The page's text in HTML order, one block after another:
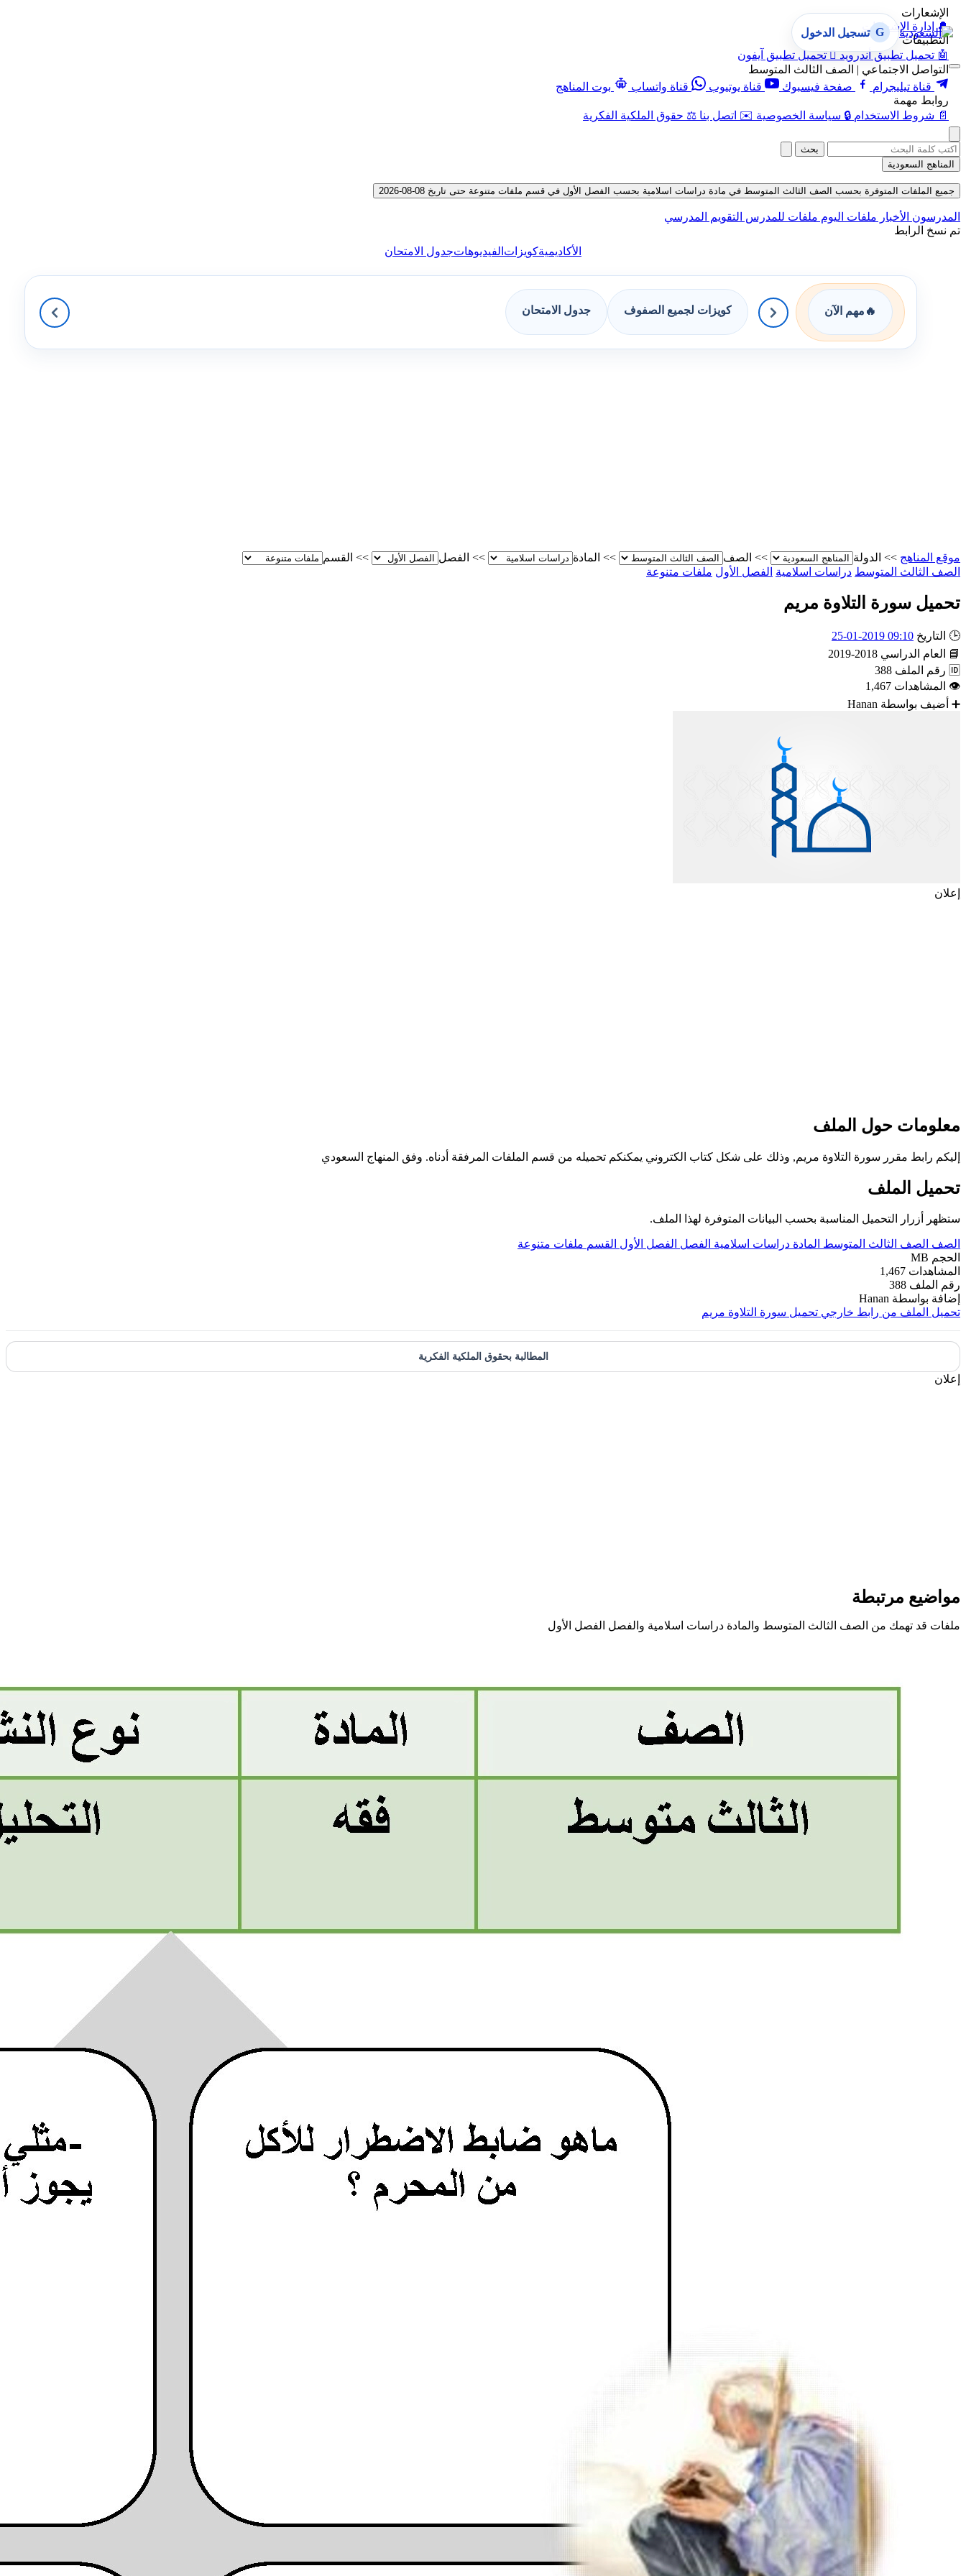
الإشعارات
🔔 إدارة الإشعارات
التطبيقات
🤖 تحميل تطبيق أندرويد  تحميل تطبيق آيفون
التواصل الاجتماعي | الصف الثالث المتوسط
قناة تيليجرام
صفحة فيسبوك قناة يوتيوب قناة واتساب
بوت المناهج
روابط مهمة
📄 شروط الاستخدام 🔒 سياسة الخصوصية ✉️ اتصل بنا ⚖️ حقوق الملكية الفكرية
G تسجيل الدخول
بحث
المناهج السعودية
جميع الملفات المتوفرة بحسب الصف الثالث المتوسط في مادة دراسات اسلامية بحسب الفصل الأول في قسم ملفات متنوعة حتى تاريخ 08-08-2026
المدرسون الأخبار ملفات اليوم ملفات للمدرس التقويم المدرسي
تم نسخ الرابط
الأكاديميةكويزات الفيديوهاتجدول الامتحان
🔥 مهم الآن كويزات لجميع الصفوف جدول الامتحان
موقع المناهج >> الدولة >> الصف >> المادة >> الفصل >> القسم
الصف الثالث المتوسط دراسات اسلامية الفصل الأول ملفات متنوعة
تحميل سورة التلاوة مريم
🕒 التاريخ 09:10 2019-01-25
📘
العام الدراسي 2018-2019
🆔 رقم الملف 388
👁 المشاهدات 1,467
➕ أضيف بواسطة Hanan
إعلان
معلومات حول الملف
إليكم رابط مقرر سورة التلاوة مريم, وذلك على شكل كتاب الكتروني يمكنكم تحميله من قسم الملفات المرفقة أدناه. وفق المنهاج السعودي
تحميل الملف
ستظهر أزرار التحميل المناسبة بحسب البيانات المتوفرة لهذا الملف.
الصف الصف الثالث المتوسط المادة دراسات اسلامية الفصل الفصل الأول القسم ملفات متنوعة
الحجم MB
المشاهدات 1,467
رقم الملف 388
إضافة بواسطة Hanan
تحميل الملف من رابط خارجي تحميل سورة التلاوة مريم
المطالبة بحقوق الملكية الفكرية
إعلان
مواضيع مرتبطة
ملفات قد تهمك من الصف الثالث المتوسط والمادة دراسات اسلامية والفصل الفصل الأول